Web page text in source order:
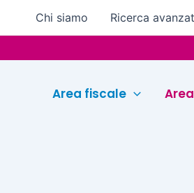
Chi siamo Ricerca
Area fiscale